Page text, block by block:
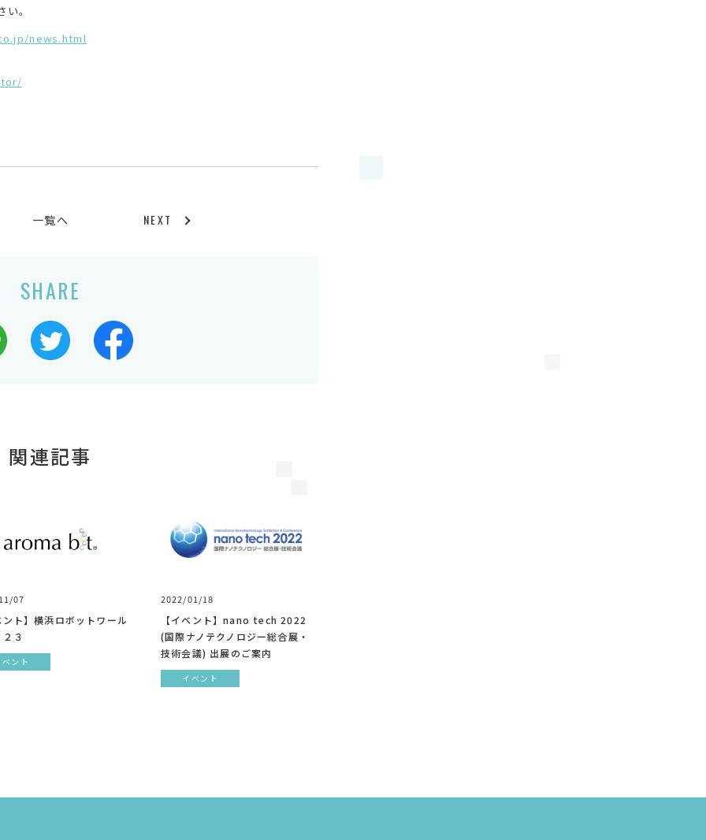
。
news.html
一覧へ NEXT
SHARE
関連記事
07
ト】横浜ロボットワール
３
ント
2022/01/18
【イベント】nano tech 2022
(国際ナノテクノロジー総合展・
技術会議) 出展のご案内
イベント